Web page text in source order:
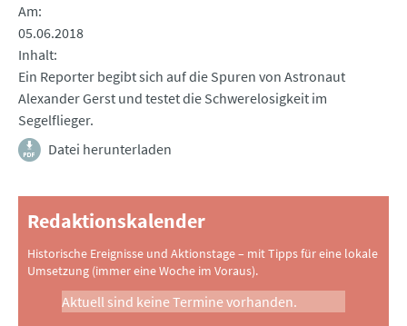
Am
05.06.2018
Inhalt
Ein Reporter begibt sich auf die Spuren von Astronaut
Alexander Gerst und testet die Schwerelosigkeit im
Segelflieger.
Datei herunterladen
Redaktionskalender
Historische Ereignisse und Aktionstage – mit Tipps für eine lokale
Umsetzung (immer eine Woche im Voraus).
Aktuell sind keine Termine vorhanden.